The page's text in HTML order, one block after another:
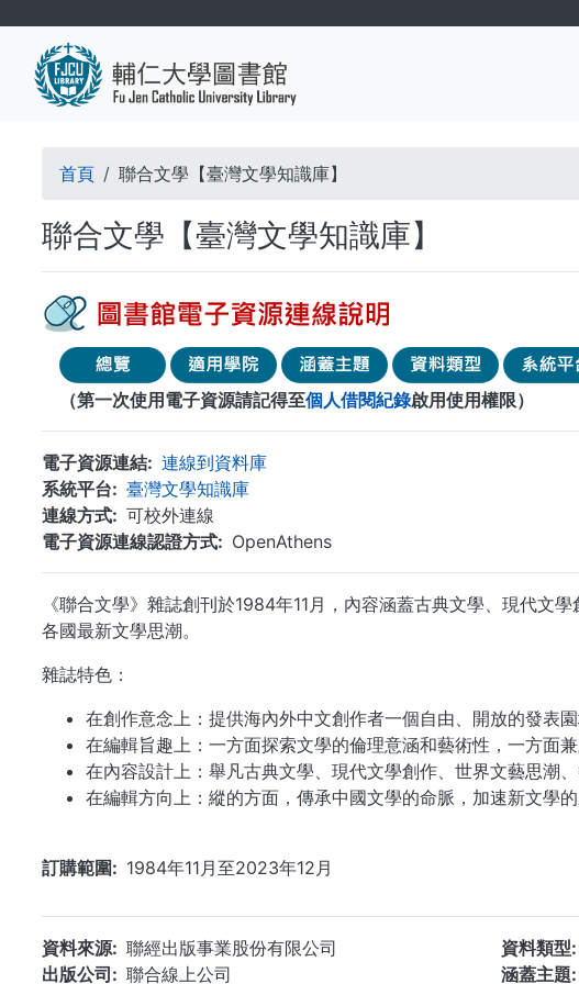
導
航
連
結
首頁 聯合文學【臺灣文學知識庫】
聯合文學【臺灣文學知識庫】
（第一次使用電子資源請記得至個人借閱紀錄啟用使用權限）
電子資源連結
連線到資料庫
系統平台
臺灣文學知識庫
連線方式
可校外連線
電子資源連線認證方式
OpenAthens
《聯合文學》雜誌創刊於1984年11月，內容涵蓋古典文學、現代文
各國最新文學思潮。
雜誌特色：
在創作意念上：提供海內外中文創作者一個自由、開放的發表園
在編輯旨趣上：一方面探索文學的倫理意涵和藝術性，一方面
在內容設計上：舉凡古典文學、現代文學創作、世界文藝思潮
在編輯方向上：縱的方面，傳承中國文學的命脈，加速新文學
訂購範圍
1984年11月至2023年12月
資料來源
聯經出版事業股份有限公司
出版公司
聯合線上公司
資料類型
涵蓋主題